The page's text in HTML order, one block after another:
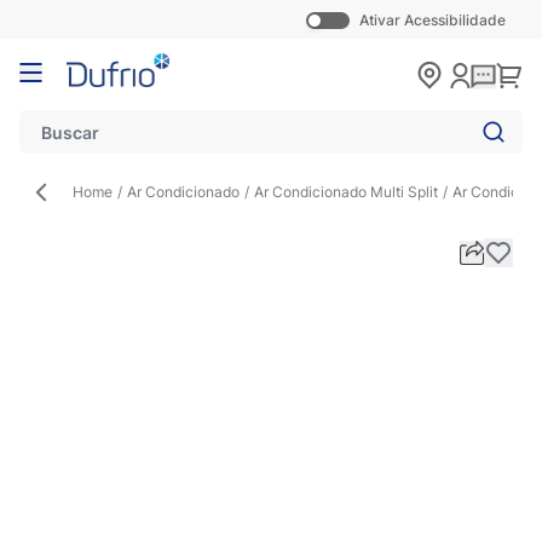
Ativar Acessibilidade
Pular para o conteúdo
Home / Ar Condicionado / Ar Condicionado Multi Split / Ar